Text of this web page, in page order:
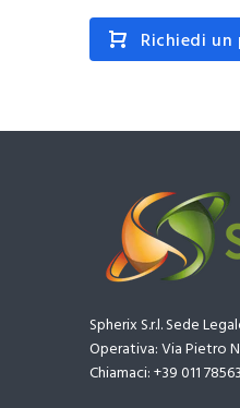
Richiedi
Spherix S.r.l. Sede
Operativa: Via Pietro
Chiamaci: +39 011